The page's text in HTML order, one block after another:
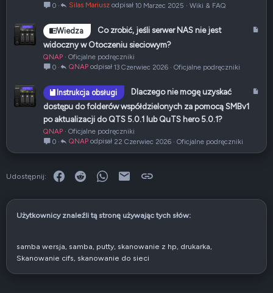
0
Wiki & FAQ
10 Marzec 2025
Silas Mariusz
Wiedza
Co zrobić, jeśli serwer NAS nie jest
widoczny w Otoczeniu sieciowym?
QNAP
Oficjalne podręczniki
0
Oficjalne podręczniki
13 Czerwiec 2026
QNAP
Instrukcja obsługi
Dlaczego nie mogę uzyskać
dostępu do folderów współdzielonych za pomocą SMBv1
po aktualizacji do QTS 5.0.1 lub QuTS hero 5.0.1?
QNAP
Oficjalne podręczniki
0
Oficjalne podręczniki
22 Czerwiec 2026
QNAP
Udostępnij: Facebook
Reddit WhatsApp
E-mailLink
Użytkownicy znaleźli tą stronę używając tych słów:
samba wersja samba putty skanowanie z hp drukarka
Skanowanie cifs skanowanie do sieci